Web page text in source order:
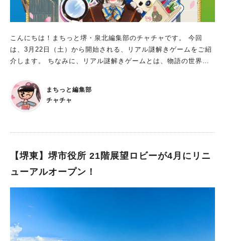
こんにちは！まちっと堺・泉北編集部のチャチャです。 今回
は、3月22日（土）から開始される、リアル謎解きゲームをご紹
介します。 ちなみに、リアル謎解きゲームとは、物語の世界に
参加者が、実際に頭と体を使って謎を解いていきます。 ご紹介
するリアル謎解きゲームは、春休みやGW、夏休み・シルバーウ
ィークも含まれる長期間での開催なので、ぜひチェックして予定
転車博物館、堺伝匠館、鉄炮鍛冶屋敷 ほか） 参加費：無料 所要
者向け 謎解きキット配布場所：さかい利晶の杜、シマノ自転車
博物館、堺駅観光案内所、堺東観光案内所 ほか 持ち物：LINEア
ださい ※謎解きは、「さかい利晶の杜」または「シマノ自転車
博物館」よりスタートとなります この謎解きゲームは、LINE公
まちっと編集部
チャチャ
【堺東】堺市役所 21階展望ロビーが4月にリニ
ューアルオープン！